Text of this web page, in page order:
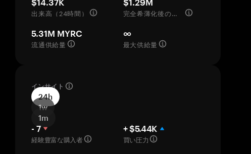
$14.37K
出来高（24時間）
$1.29M
完全希薄化後の評価額
5.31M MYRC
流通供給量
∞
最大供給量
インサイト
24h
1w
1m
- 7
経験豊富な購入者
+ $5.44K
買い圧力